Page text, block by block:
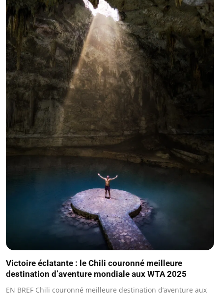
Victoire éclatante : le Chili couronné meilleure
destination d’aventure mondiale aux WTA 2025
EN BREF Chili couronné meilleure destination d’aventure aux